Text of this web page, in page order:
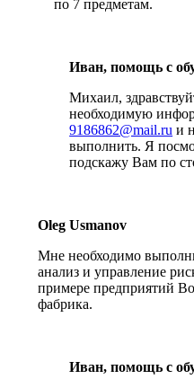
по 7 предметам.
Иван, помощь с
Михаил,
необходимую
9186862@mail.ru и
выполнить. Я
подскажу Вам по
Oleg Usmanov
Мне необходимо
анализ и управление
примере предприятий
фабрика.
Иван, помощь с